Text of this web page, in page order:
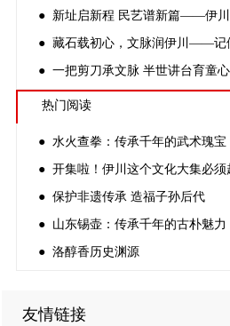
热门阅读
● 水火查拳：传承千年的武术瑰宝
● 开集啦！伊川这个文化大集必
● 保护非遗传承 造福子孙后代
● 山东锡壶：传承千年的古朴魅力
● 洛醇香历史渊源
友情链接